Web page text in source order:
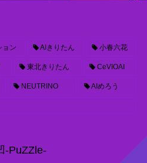
ン AIきりたん 小春六花
東北きりたん CeVIOAI
NEUTRINO AIめろう
-PuZZle-